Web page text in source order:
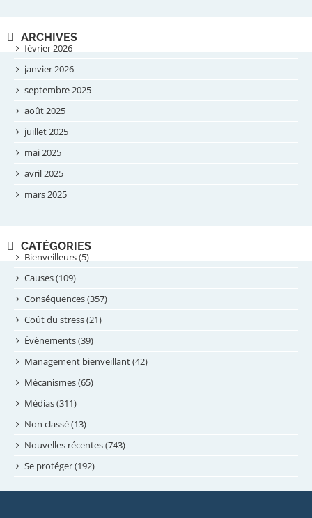
ARCHIVES
février 2026
janvier 2026
septembre 2025
août 2025
juillet 2025
mai 2025
avril 2025
mars 2025
février 2025
septembre 2024
août 2024
juillet 2024
juin 2024
mai 2024
avril 2024
février 2024
janvier 2024
novembre 2023
octobre 2023
septembre 2023
CATÉGORIES
Bienveilleurs (5)
Causes (109)
Conséquences (357)
Coût du stress (21)
Évènements (39)
Management bienveillant (42)
Mécanismes (65)
Médias (311)
Non classé (13)
Nouvelles récentes (743)
Se protéger (192)